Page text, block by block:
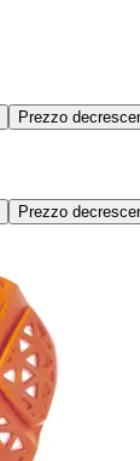
Prezzo
Prezzo